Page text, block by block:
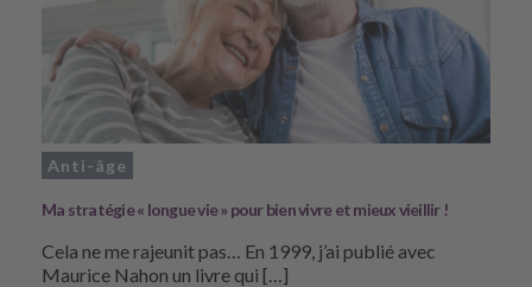
Anti-âge
Ma stratégie « longue vie » pour bien vivre et mieux vieillir !
Cela ne me rajeunit pas… En 1999, j’ai publié avec
Maurice Nahon un livre qui […]